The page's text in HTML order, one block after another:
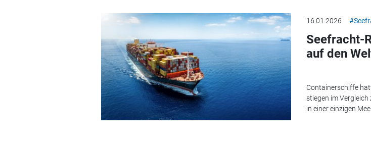
16.01.2026
Seefracht-
auf den
Containerschiffe
stiegen im
in einer einzigen